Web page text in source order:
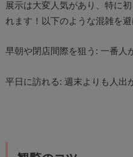
展示は大変人気があり、特に
れます！以下のような混雑を
早朝や閉店間際を狙う: 一番人
平日に訪れる: 週末よりも人出